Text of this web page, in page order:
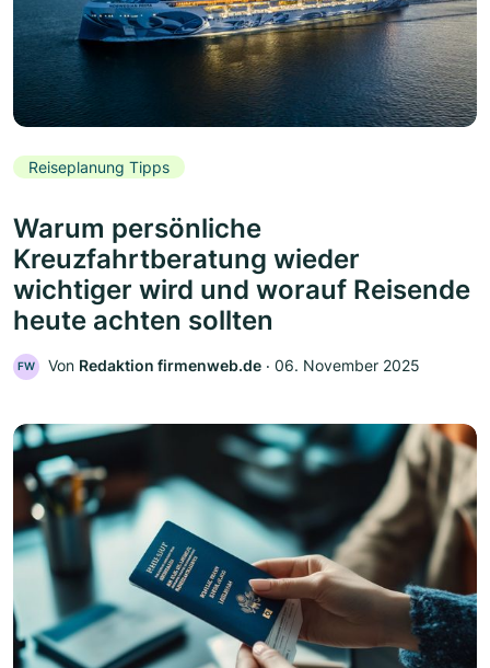
Reiseplanung Tipps
Warum persönliche
Kreuzfahrtberatung wieder
wichtiger wird und worauf Reisende
heute achten sollten
FW Von Redaktion firmenweb.de ‧ 06. November 2025